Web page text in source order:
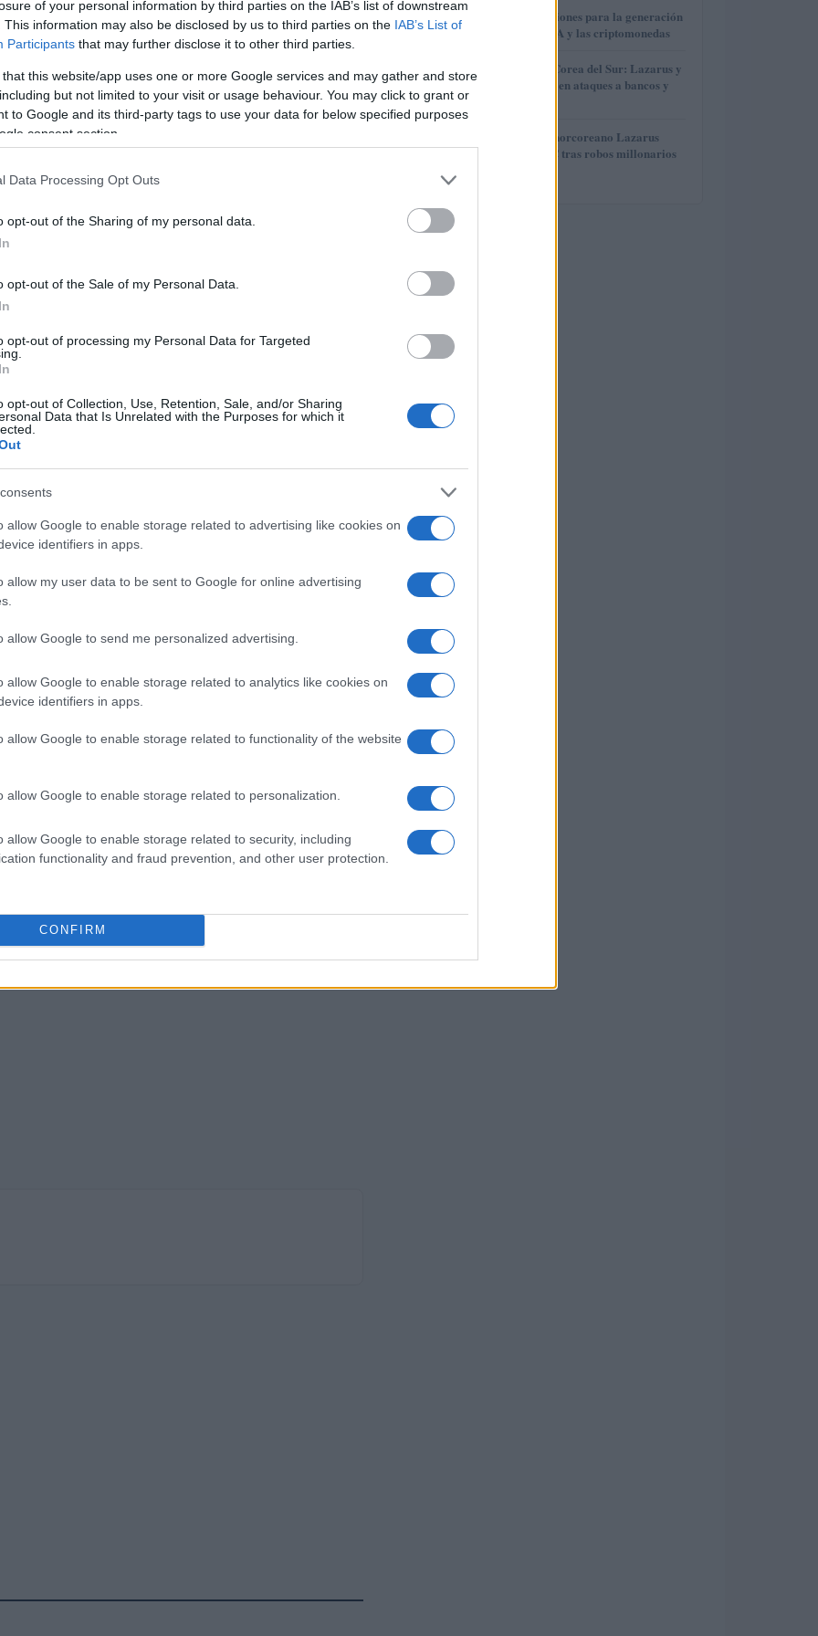
of your personal information by third parties on the IAB’s list of downstream
This information may also be disclosed by us to third parties on the IAB’s List of
Participants that may further disclose it to other third parties.
that this website/app uses one or more Google services and may gather and store
but not limited to your visit or usage behaviour. You may click to grant or
to Google and its third-party tags to use your data for below specified purposes
consent section.
Data Processing Opt Outs
opt-out of the Sharing of my personal data.
opt-out of the Sale of my Personal Data.
opt-out of processing my Personal Data for Targeted
opt-out of Collection, Use, Retention, Sale, and/or Sharing
Data that Is Unrelated with the Purposes for which it
allow Google to enable storage related to advertising like cookies on
identifiers in apps.
allow my user data to be sent to Google for online advertising
allow Google to send me personalized advertising.
allow Google to enable storage related to analytics like cookies on
identifiers in apps.
allow Google to enable storage related to functionality of the website
allow Google to enable storage related to personalization.
allow Google to enable storage related to security, including
functionality and fraud prevention, and other user protection.
CONFIRM
financiera
constante evolución, la
Z. Esta generación, que ha crecido rodeada
cantidad de información sobre inversiones. Sin
y beneficios asociados con las criptomonedas. La
y vender activos digitales, sino también en
generación Z
Z es la diversificación . Invertir en
riesgos. Además, es recomendable que los
claro y se adhieran a él. Esto les permitirá invertir
de la especulación. También es esencial que
que ofrezcan medidas de seguridad robustas,
frías, para proteger sus activos.
en las inversiones
de las criptomonedas. La generación Z debe estar
Es recomendable que utilicen herramientas de
proteger sus dispositivos. Además, deben estar
de la ciberseguridad y seguir las mejores
La implementación de medidas de seguridad,
la autenticidad de las plataformas de
3 Finanzas e inversiones para la generación
Z: el auge de IOTA y las criptomonedas
4
Ciberataques en Corea del Sur: Lazarus y
Gunra colaboran en ataques a bancos y
servicios públicos
5
El grupo hacker norcoreano Lazarus
mueve 121,5 BTC tras robos millonarios